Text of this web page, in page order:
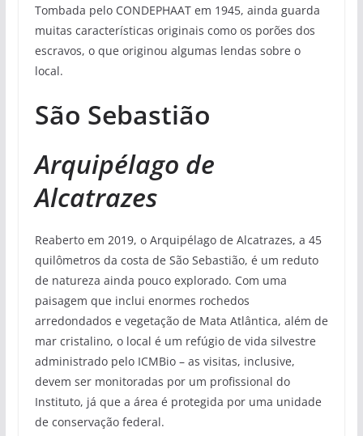
Tombada pelo CONDEPHAAT em 1945, ainda guarda
muitas características originais como os porões dos
escravos, o que originou algumas lendas sobre o
local.
São Sebastião
Arquipélago de
Alcatrazes
Reaberto em 2019, o Arquipélago de Alcatrazes, a 45
quilômetros da costa de São Sebastião, é um reduto
de natureza ainda pouco explorado. Com uma
paisagem que inclui enormes rochedos
arredondados e vegetação de Mata Atlântica, além de
mar cristalino, o local é um refúgio de vida silvestre
administrado pelo ICMBio – as visitas, inclusive,
devem ser monitoradas por um profissional do
Instituto, já que a área é protegida por uma unidade
de conservação federal.